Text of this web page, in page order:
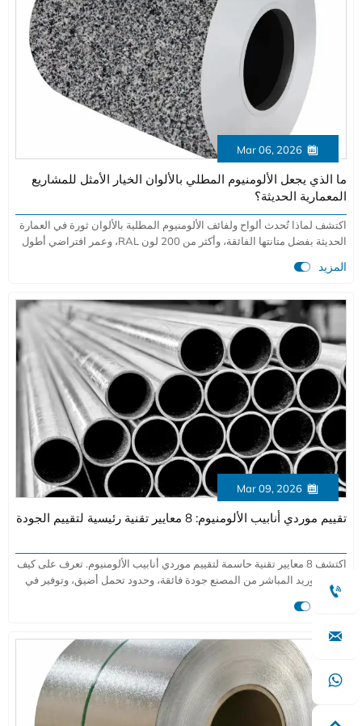

Mar 06, 2026
ما الذي يجعل الألومنيوم المطلي بالألوان الخيار الأمثل للمشاريع
المعمارية الحديثة؟
اكتشف لماذا تُحدث ألواح ولفائف الألومنيوم المطلية بالألوان ثورة في العمارة
الحديثة بفضل متانتها الفائقة، وأكثر من 200 لون RAL، وعمر افتراضي أطول
عالية الأداء.
المزيد 

Mar 09, 2026
تقييم موردي أنابيب الألومنيوم: 8 معايير تقنية رئيسية لتقييم الجودة
اكتشف 8 معايير تقنية حاسمة لتقييم موردي أنابيب الألومنيوم. تعرف على كيف
يوفر التوريد المباشر من المصنع جودة فائقة، وحدود تحمل أضيق، وتوفير في
التكاليف لتطبيقات الطيران، السيارات، والصناعة.



